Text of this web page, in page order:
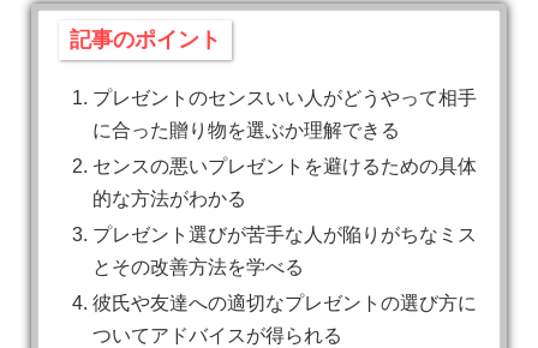
記事のポイント
プレゼントのセンスいい人がどうやって相手
に合った贈り物を選ぶか理解できる
センスの悪いプレゼントを避けるための具体
的な方法がわかる
プレゼント選びが苦手な人が陥りがちなミス
とその改善方法を学べる
彼氏や友達への適切なプレゼントの選び方に
ついてアドバイスが得られる